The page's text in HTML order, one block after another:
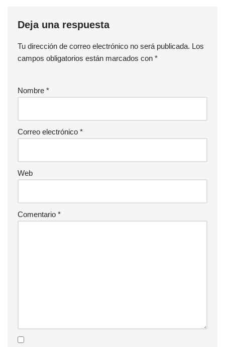
Deja una respuesta
Tu dirección de correo electrónico no será publicada. Los
campos obligatorios están marcados con *
Nombre *
Correo electrónico *
Web
Comentario *